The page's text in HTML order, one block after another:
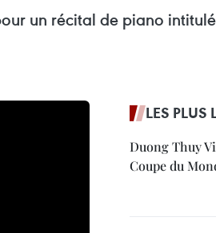
un récital de piano intitulé
LES PLUS
Duong Thuy
Coupe du